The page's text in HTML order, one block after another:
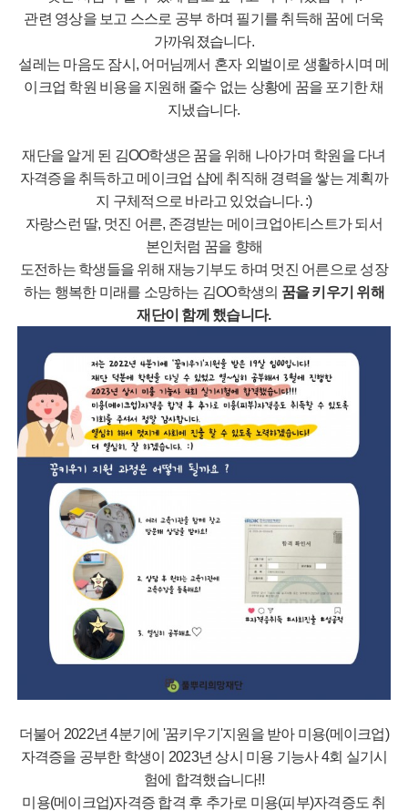
관련 영상을 보고 스스로 공부 하며 필기를 취득해 꿈에 더욱
가까워졌습니다.
설레는 마음도 잠시, 어머님께서 혼자 외벌이로 생활하시며 메
이크업 학원 비용을 지원해 줄수 없는 상황에 꿈을 포기한 채
지냈습니다.
재단을 알게 된 김OO학생은 꿈을 위해 나아가며 학원을 다녀
자격증을 취득하고 메이크업 샵에 취직해 경력을 쌓는 계획까
지 구체적으로 바라고 있었습니다. :)
자랑스런 딸, 멋진 어른, 존경받는 메이크업아티스트가 되서
본인처럼 꿈을 향해
도전하는 학생들을 위해 재능기부도 하며 멋진 어른으로 성장
하는 행복한 미래를 소망하는 김OO학생의 꿈을 키우기 위해
재단이 함께 했습니다.
더불어 2022년 4분기에 '꿈키우기'지원을 받아 미용(메이크업)
자격증을 공부한 학생이 2023년 상시 미용 기능사 4회 실기시
험에 합격했습니다!!
미용(메이크업)자격증 합격 후 추가로 미용(피부)자격증도 취